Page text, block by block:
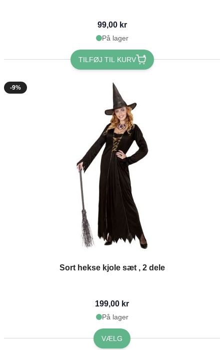
99,00 kr
På lager
TILFØJ TIL KURV
-9%
Sort hekse kjole sæt , 2 dele
199,00 kr
På lager
VÆLG